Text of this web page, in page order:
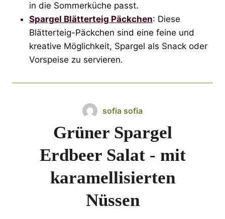
in die Sommerküche passt.
Spargel Blätterteig Päckchen: Diese
Blätterteig-Päckchen sind eine feine und
kreative Möglichkeit, Spargel als Snack oder
Vorspeise zu servieren.
sofia sofia
Grüner Spargel
Erdbeer Salat - mit
karamellisierten
Nüssen